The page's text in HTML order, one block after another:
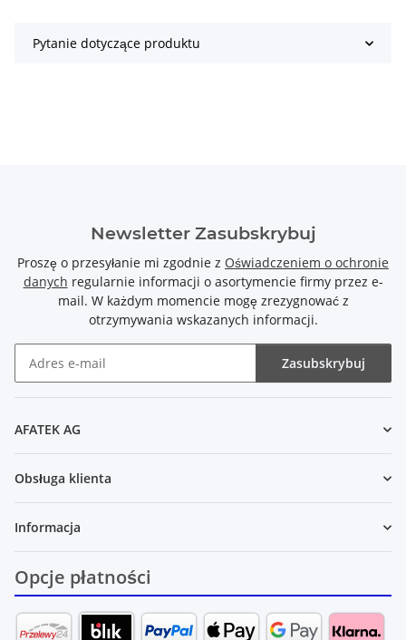
Pytanie dotyczące produktu
Newsletter Zasubskrybuj
Proszę o przesyłanie mi zgodnie z Oświadczeniem o ochronie
danych regularnie informacji o asortymencie firmy przez e-
mail. W każdym momencie mogę zrezygnować z
otrzymywania wskazanych informacji.
Zasubskrybuj
AFATEK AG
Obsługa klienta
Informacja
Opcje płatności